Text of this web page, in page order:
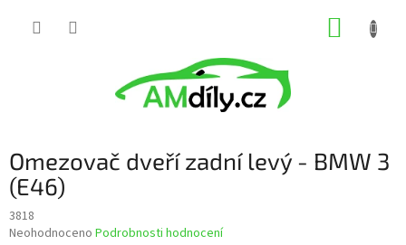
Omezovač dveří zadní levý - BMW 3
(E46)
3818
Průměrné
Neohodnoceno Podrobnosti hodnocení